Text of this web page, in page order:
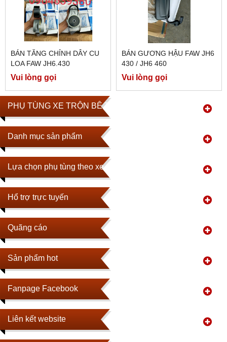
PHỤ TÙNG XE TRỘN BÊ TÔNG
Danh mục sản phẩm
Lựa chọn phụ tùng theo xe
Hổ trợ trực tuyến
Quãng cáo
Sản phẩm hot
Fanpage Facebook
Liên kết website
BÁN TĂNG CHỈNH DÂY CU
LOA FAW JH6.430
Vui lòng gọi
BÁN GƯƠNG HẬU FAW JH6
430 / JH6 460
Vui lòng gọi